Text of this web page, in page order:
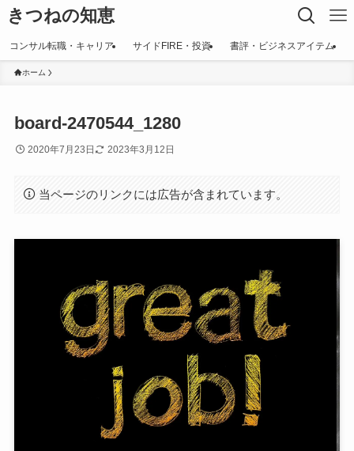
きつねの知恵
コンサル転職・キャリア サイドFIRE・投資 書評・ビジネスアイテム
ホーム
board-2470544_1280
2020年7月23日 2023年3月12日
当ページのリンクには広告が含まれています。